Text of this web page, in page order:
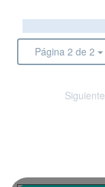
Página 2 de 2
Siguiente